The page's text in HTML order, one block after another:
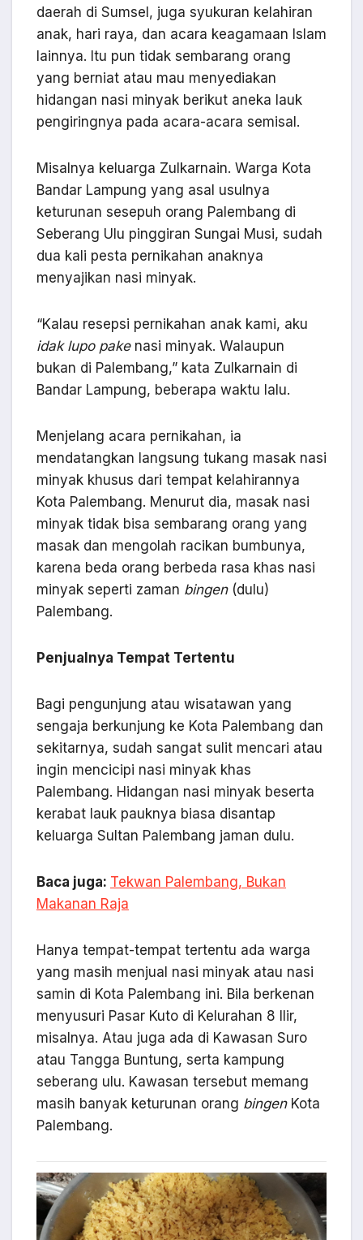
daerah di Sumsel, juga syukuran kelahiran
anak, hari raya, dan acara keagamaan Islam
lainnya. Itu pun tidak sembarang orang
yang berniat atau mau menyediakan
hidangan nasi minyak berikut aneka lauk
pengiringnya pada acara-acara semisal.
Misalnya keluarga Zulkarnain. Warga Kota
Bandar Lampung yang asal usulnya
keturunan sesepuh orang Palembang di
Seberang Ulu pinggiran Sungai Musi, sudah
dua kali pesta pernikahan anaknya
menyajikan nasi minyak.
“Kalau resepsi pernikahan anak kami, aku
idak lupo pakenasi minyak. Walaupun
bukan di Palembang,” kata Zulkarnain di
Bandar Lampung, beberapa waktu lalu.
Menjelang acara pernikahan, ia
mendatangkan langsung tukang masak nasi
minyak khusus dari tempat kelahirannya
Kota Palembang. Menurut dia, masak nasi
minyak tidak bisa sembarang orang yang
masak dan mengolah racikan bumbunya,
karena beda orang berbeda rasa khas nasi
minyak seperti zaman bingen(dulu)
Palembang.
Penjualnya Tempat Tertentu
Bagi pengunjung atau wisatawan yang
sengaja berkunjung ke Kota Palembang dan
sekitarnya, sudah sangat sulit mencari atau
ingin mencicipi nasi minyak khas
Palembang. Hidangan nasi minyak beserta
kerabat lauk pauknya biasa disantap
keluarga Sultan Palembang jaman dulu.
Baca juga: Tekwan Palembang, Bukan
Makanan Raja
Hanya tempat-tempat tertentu ada warga
yang masih menjual nasi minyak atau nasi
samin di Kota Palembang ini. Bila berkenan
menyusuri Pasar Kuto di Kelurahan 8 Ilir,
misalnya. Atau juga ada di Kawasan Suro
atau Tangga Buntung, serta kampung
seberang ulu. Kawasan tersebut memang
masih banyak keturunan orang bingenKota
Palembang.